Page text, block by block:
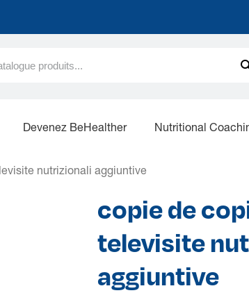
Devenez BeHealther Nutritional
nutrizionali aggiuntive
copie de
televisite
aggiuntive